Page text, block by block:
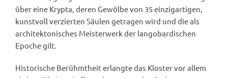
über eine Krypta, deren Gewölbe von 35 einzigartigen,
kunstvoll verzierten Säulen getragen wird und die als
architektonisches Meisterwerk der langobardischen
Epoche gilt.
Historische Berühmtheit erlangte das Kloster vor allem